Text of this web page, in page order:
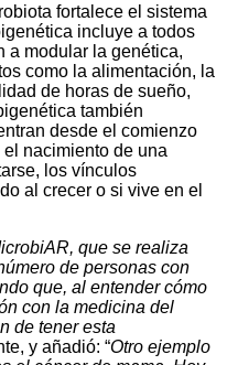
fortalece el sistema
incluye a todos
a modular la genética,
como la alimentación, la
de horas de sueño,
también
desde el comienzo
nacimiento de una
los vínculos
al crecer o si vive en el
que se realiza
de personas con
que, al entender cómo
con la medicina del
de tener esta
y añadió: “Otro ejemplo